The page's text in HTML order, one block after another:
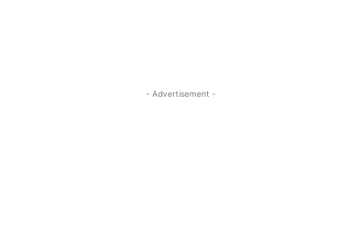
- Advertisement -